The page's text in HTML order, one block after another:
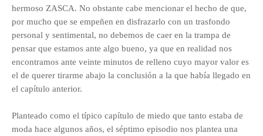
hermoso ZASCA. No obstante cabe mencionar el hecho de que,
por mucho que se empeñen en disfrazarlo con un trasfondo
personal y sentimental, no debemos de caer en la trampa de
pensar que estamos ante algo bueno, ya que en realidad nos
encontramos ante veinte minutos de relleno cuyo mayor valor es
el de querer tirarme abajo la conclusión a la que había llegado en
el capítulo anterior.
Planteado como el típico capítulo de miedo que tanto estaba de
moda hace algunos años, el séptimo episodio nos plantea una